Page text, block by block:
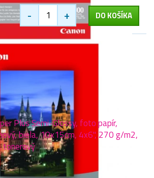
- + DO KOŠÍKA
Plus Semi-Glossy, foto papír,
biela, 10x15cm, 4x6", 270 g/m2,
tonerový